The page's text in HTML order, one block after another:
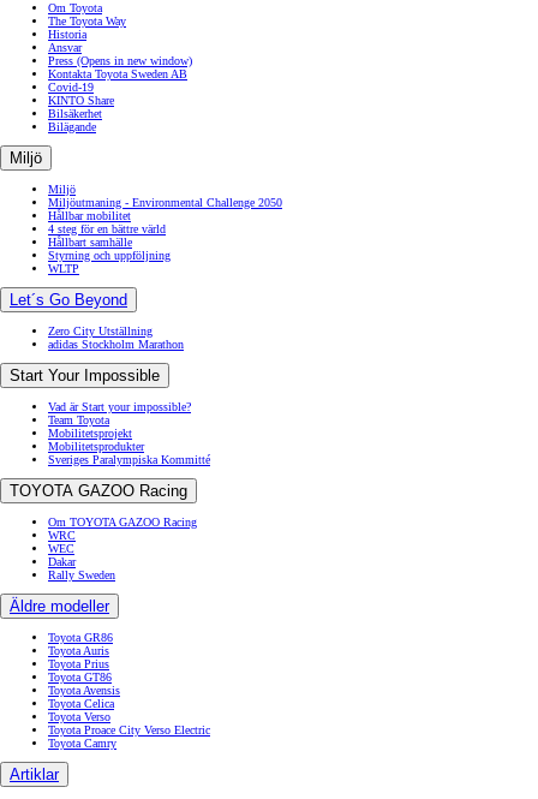
Om Toyota
The Toyota Way
Historia
Ansvar
Press (Opens in new window)
Kontakta Toyota Sweden AB
Covid-19
KINTO Share
Bilsäkerhet
Bilägande
Miljö
Miljö
Miljöutmaning - Environmental Challenge 2050
Hållbar mobilitet
4 steg för en bättre värld
Hållbart samhälle
Styrning och uppföljning
WLTP
Let´s Go Beyond
Zero City Utställning
adidas Stockholm Marathon
Start Your Impossible
Vad är Start your impossible?
Team Toyota
Mobilitetsprojekt
Mobilitetsprodukter
Sveriges Paralympiska Kommitté
TOYOTA GAZOO Racing
Om TOYOTA GAZOO Racing
WRC
WEC
Dakar
Rally Sweden
Äldre modeller
Toyota GR86
Toyota Auris
Toyota Prius
Toyota GT86
Toyota Avensis
Toyota Celica
Toyota Verso
Toyota Proace City Verso Electric
Toyota Camry
Artiklar